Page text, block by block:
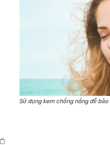
Sử dụng kem chống nắng để